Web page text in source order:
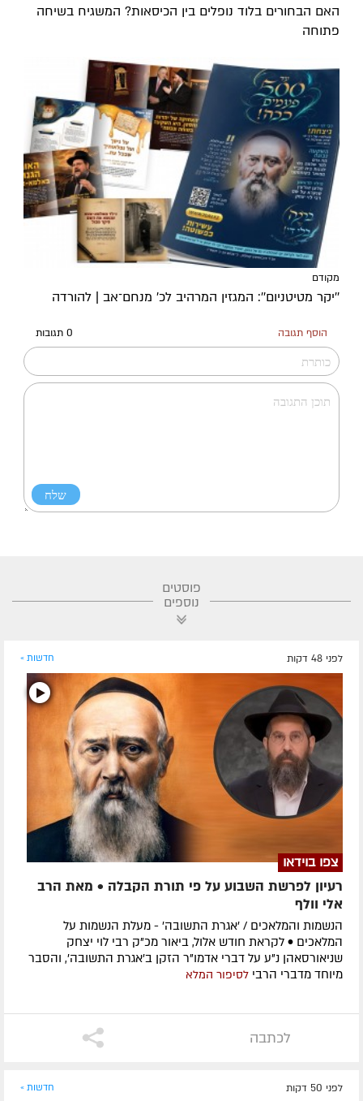
האם הבחורים בלוד נופלים בין הכיסאות? המשגיח בשיחה
פתוחה
מקודם
''יקר מטיטניום'': המגזין המרהיב לכ’ מנחם־אב | להורדה
הוסף תגובה 0 תגובות
פוסטים
נוספים
לפני 48 דקות חדשות »
צפו בוידאו
רעיון לפרשת השבוע על פי תורת הקבלה • מאת הרב
אלי וולף
הנשמות והמלאכים / 'אגרת התשובה' - מעלת הנשמות על
המלאכים • לקראת חודש אלול, ביאור מכ"ק רבי לוי יצחק
שניאורסאהן נ"ע על דברי אדמו"ר הזקן ב'אגרת התשובה', והסבר
מיוחד מדברי הרבי לסיפור המלא
לכתבה
לפני 50 דקות חדשות »